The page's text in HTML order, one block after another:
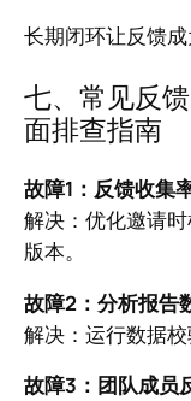
长期闭环让反馈成
七、常见反
面排查指南
故障1：反馈收集
解决：优化邀请
版本。
故障2：分析报告
解决：运行数据
故障3：团队成员